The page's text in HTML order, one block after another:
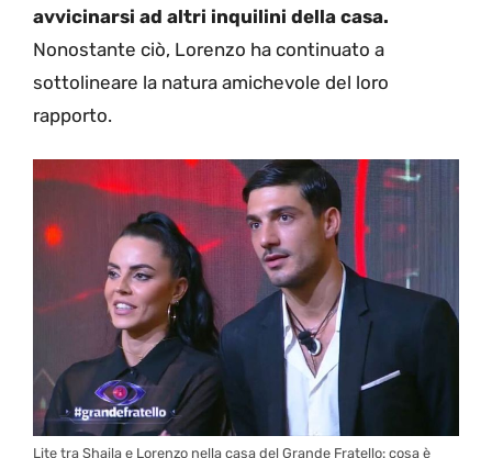
avvicinarsi ad altri inquilini della casa.
Nonostante ciò, Lorenzo ha continuato a
sottolineare la natura amichevole del loro
rapporto.
Lite tra Shaila e Lorenzo nella casa del Grande Fratello: cosa è